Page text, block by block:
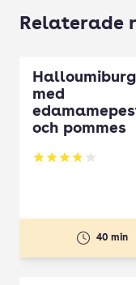
Relaterade
med
och pommes
Betyg: 3.78 av 5
40 min